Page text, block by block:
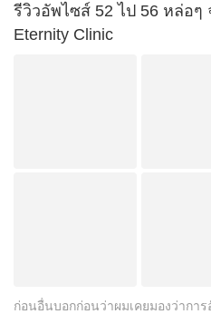
รีวิวอัพไซส์ 52 ไป 56 หล่อๆ
Eternity Clinic
ก่อนอื่นบอกก่อนว่าผมเคยมองว่าการ